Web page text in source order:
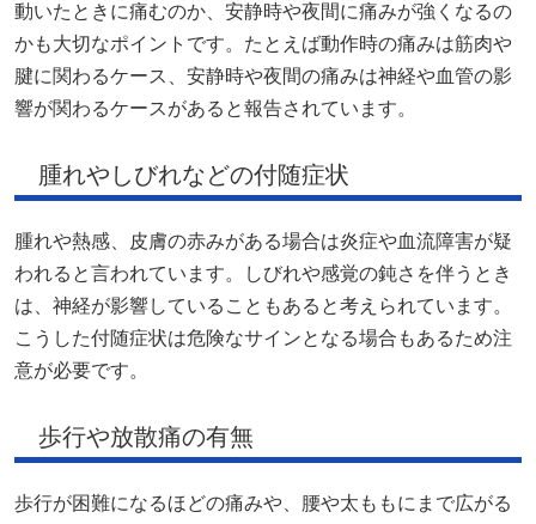
動いたときに痛むのか、安静時や夜間に痛みが強くなるの
かも大切なポイントです。たとえば動作時の痛みは筋肉や
腱に関わるケース、安静時や夜間の痛みは神経や血管の影
響が関わるケースがあると報告されています。
腫れやしびれなどの付随症状
腫れや熱感、皮膚の赤みがある場合は炎症や血流障害が疑
われると言われています。しびれや感覚の鈍さを伴うとき
は、神経が影響していることもあると考えられています。
こうした付随症状は危険なサインとなる場合もあるため注
意が必要です。
歩行や放散痛の有無
歩行が困難になるほどの痛みや、腰や太ももにまで広がる